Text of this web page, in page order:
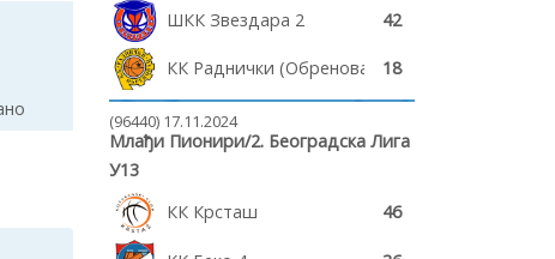
ШКК Звездара 2
42
КК Раднички (Обреновац)18
(96440) 17.11.2024
Млађи Пионири/2. Београдска Лига
У13
КК Крсташ
46